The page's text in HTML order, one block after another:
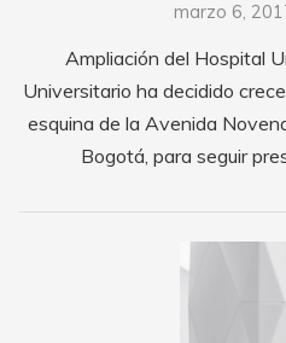
marzo 6,
Ampliación del Hospital
Universitario ha decidido
esquina de la Avenida
Bogotá, para seguir